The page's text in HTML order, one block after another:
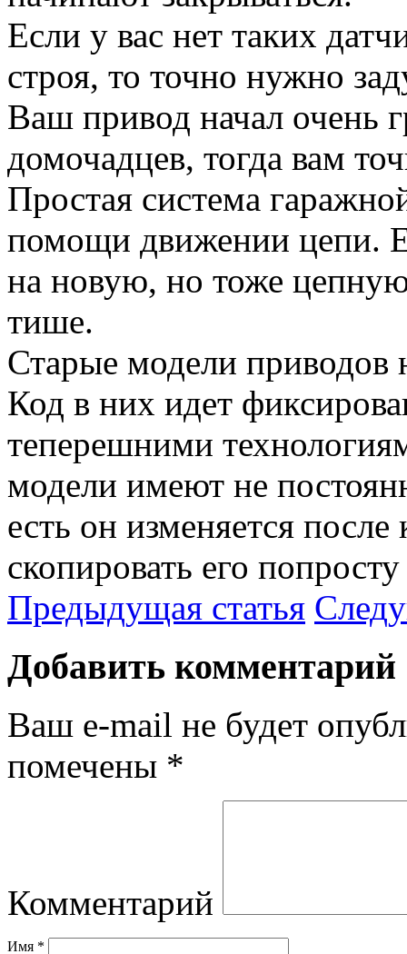
Если у вас нет таких
строя, то точно нужно
Ваш привод начал очень
домочадцев, тогда вам
Простая система
помощи движении цепи.
на новую, но тоже
тише.
Старые модели приводов
Код в них идет
теперешними
модели имеют не
есть он изменяется
скопировать его
Предыдущая статья
Добавить комментарий
Ваш e-mail не будет
помечены *
Комментарий
Имя *